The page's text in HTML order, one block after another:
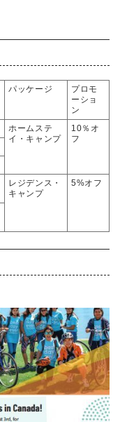
パッケージ
プロモ
ーショ
ン
ホームステ
イ・キャンプ
10％オ
フ
レジデンス・
キャンプ
5%オフ